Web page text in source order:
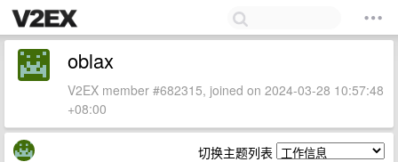
oblax
V2EX member #682315, joined on 2024-03-28 10:57:48
+08:00
切换主题列表